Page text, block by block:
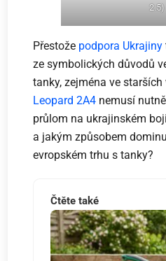
2.5)
Přestože podpora Ukrajiny
ze symbolických důvodů
tanky, zejména ve starších
Leopard 2A4 nemusí
průlom na ukrajinském
a jakým způsobem
evropském trhu s tanky?
Čtěte také